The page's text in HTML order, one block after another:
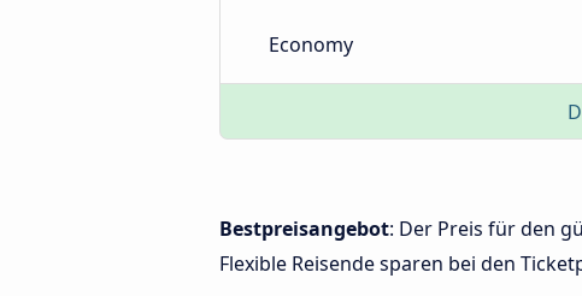
Economy
Bestpreisangebot: Der Preis für den
Flexible Reisende sparen bei den